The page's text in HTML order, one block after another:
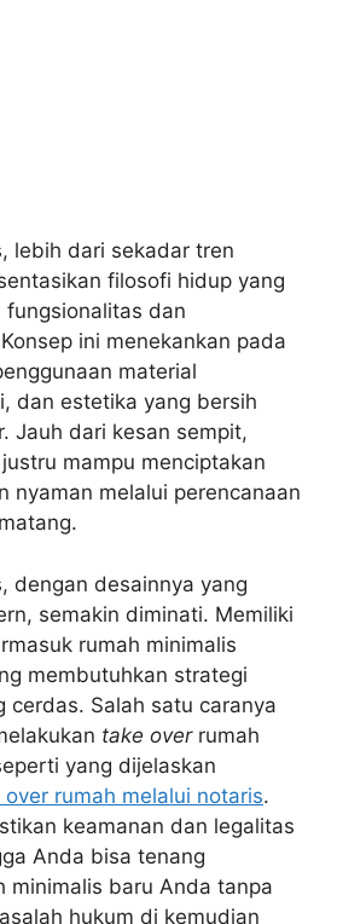
lebih dari sekadar tren
filosofi hidup yang
fungsionalitas dan
ini menekankan pada
material
dan estetika yang bersih
Jauh dari kesan sempit,
mampu menciptakan
nyaman melalui perencanaan
dengan desainnya yang
semakin diminati. Memiliki
rumah minimalis
membutuhkan strategi
cerdas. Salah satu caranya
take overrumah
yang dijelaskan
over rumah melalui notaris.
keamanan dan legalitas
Anda bisa tenang
minimalis baru Anda tanpa
hukum di kemudian